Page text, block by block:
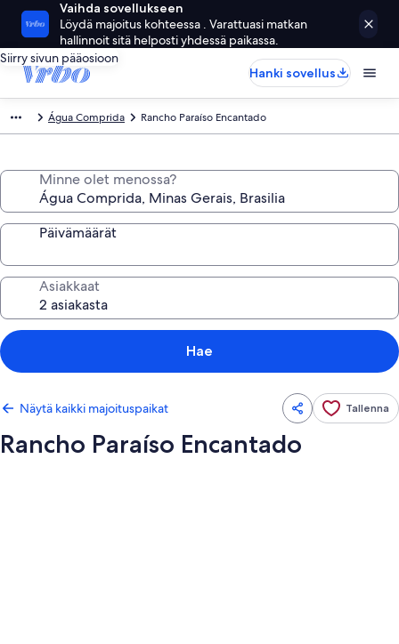
Vaihda sovellukseen
Löydä majoitus kohteessa . Varattuasi matkan
hallinnoit sitä helposti yhdessä paikassa.
Siirry sivun pääosioon
Hanki sovellus
Água Comprida Rancho Paraíso Encantado
Minne olet menossa?
Päivämäärät
Asiakkaat
Hae
Näytä kaikki majoituspaikat Tallenna
Rancho Paraíso Encantado